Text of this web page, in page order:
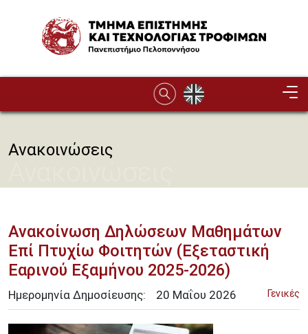
Image
Ανακοινώσεις
Ανακοίνωση Δηλώσεων Μαθημάτων
Επί Πτυχίω Φοιτητών (Εξεταστική
Εαρινού Εξαμήνου 2025-2026)
Γενικές
Ημερομηνία Δημοσίευσης: 20 Μαΐου 2026